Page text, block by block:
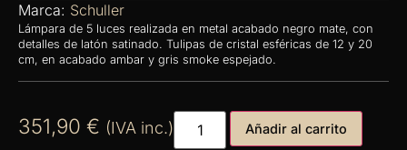
Marca: Schuller
Lámpara de 5 luces realizada en metal acabado negro mate, con
detalles de latón satinado. Tulipas de cristal esféricas de 12 y 20
cm, en acabado ambar y gris smoke espejado.
351,90 € (IVA inc.) Añadir al carrito